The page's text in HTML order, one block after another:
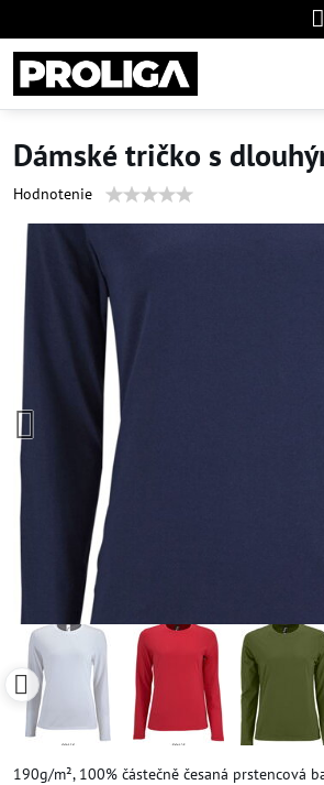
Dámské tričko s
Hodnotenie
190g/m², 100% částečně česaná prstencová